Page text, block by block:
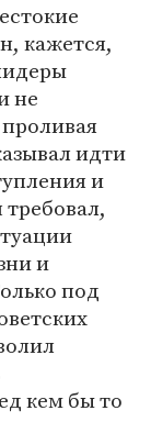
кажется,
не
идти
и
и
под
кем бы то